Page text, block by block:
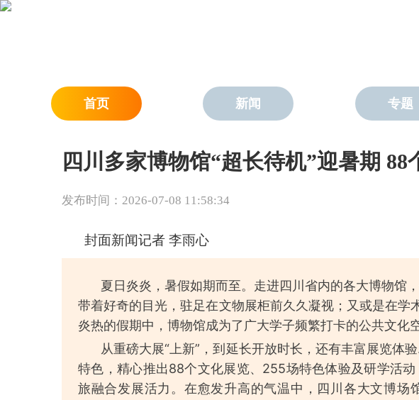
首页 新闻 专题
四川多家博物馆“超长待机”迎暑期 88
发布时间：2026-07-08 11:58:34
封面新闻记者 李雨心
夏日炎炎，暑假如期而至。走进四川省内的各大博物馆
带着好奇的目光，驻足在文物展柜前久久凝视；又或是在
炎热的假期中，博物馆成为了广大学子频繁打卡的公共文化
从重磅大展“上新”，到延长开放时长，还有丰富展览
特色，精心推出88个文化展览、255场特色体验及研学活
旅融合发展活力。在愈发升高的气温中，四川各大文博场